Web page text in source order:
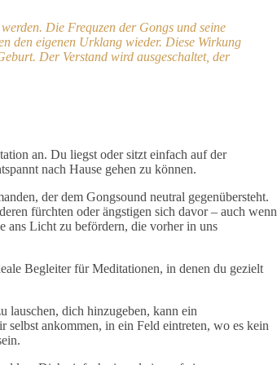
Die Frequzen der Gongs und seine
den eigenen Urklang wieder. Diese Wirkung
Der Verstand wird ausgeschaltet, der
an. Du liegst oder sitzt einfach auf der
nach Hause gehen zu können.
der dem Gongsound neutral gegenübersteht.
fürchten oder ängstigen sich davor – auch wenn
ans Licht zu befördern, die vorher in uns
Begleiter für Meditationen, in denen du gezielt
lauschen, dich hinzugeben, kann ein
ankommen, in ein Feld eintreten, wo es kein